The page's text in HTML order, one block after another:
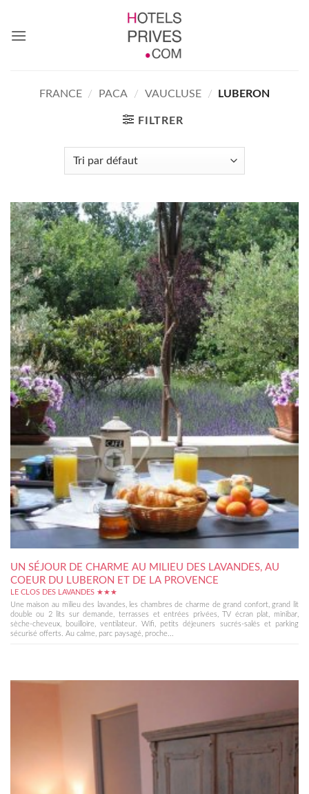
contenu
FRANCE / PACA / VAUCLUSE / LUBERON
FILTRER
UN SÉJOUR DE CHARME AU MILIEU DES LAVANDES, AU
COEUR DU LUBERON ET DE LA PROVENCE
LE CLOS DES LAVANDES ★★★
Une maison au milieu des lavandes, les chambres de charme de grand confort, grand lit
double ou 2 lits sur demande, terrasses et entrées privées, TV écran plat, minibar,
sèche-cheveux, bouilloire, ventilateur. Wifi, petits déjeuners sucrés-salés et parking
sécurisé offerts. Au calme, parc paysagé, proche...